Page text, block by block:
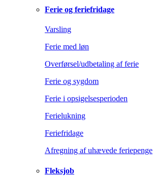
Ferie og feriefridage
Varsling
Ferie med løn
Overførsel/udbetaling af ferie
Ferie og sygdom
Ferie i opsigelsesperioden
Ferielukning
Feriefridage
Afregning af uhævede feriepenge
Fleksjob